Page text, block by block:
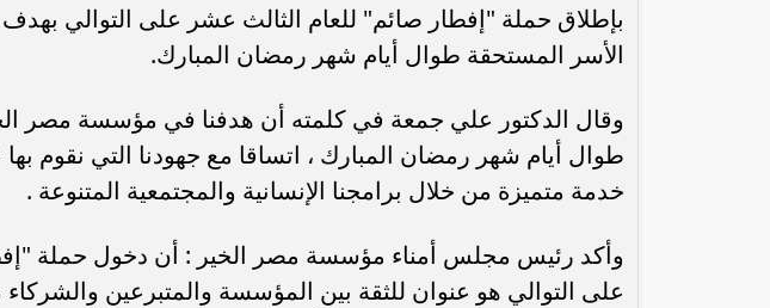
بإطلاق حملة "إفطار صائم" للعام الثالث عشر على التوالي
الأسر المستحقة طوال أيام شهر رمضان المبارك.
وقال الدكتور علي جمعة في كلمته أن هدفنا في مؤسسة مصر
طوال أيام شهر رمضان المبارك ، اتساقا مع جهودنا التي نقوم
خدمة متميزة من خلال برامجنا الإنسانية والمجتمعية المتنوعة .
وأكد رئيس مجلس أمناء مؤسسة مصر الخير : أن دخول حملة
على التوالي هو عنوان للثقة بين المؤسسة والمتبرعين والشركاء